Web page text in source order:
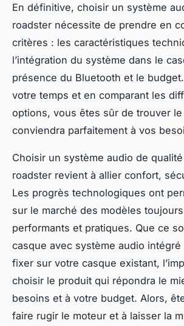
En définitive, choisir un système
roadster nécessite de prendre en
critères : les caractéristiques
l’intégration du système dans le
présence du Bluetooth et le
votre temps et en comparant les
options, vous êtes sûr de trouver
conviendra parfaitement à vos
Choisir un système audio de
roadster revient à allier confort,
Les progrès technologiques ont
sur le marché des modèles
performants et pratiques. Que ce
casque avec système audio
fixer sur votre casque existant,
choisir le produit qui répondra le
besoins et à votre budget. Alors,
faire rugir le moteur et à laisser la